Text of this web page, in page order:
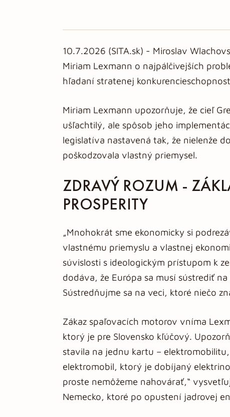
10.7.2026 (SITA.sk) - Miroslav
Miriam Lexmann o najpálčivejších
hľadaní stratenej
Miriam Lexmann upozorňuje, že cieľ
ušľachtilý, ale spôsob jeho
legislatíva nastavená tak, že nielenže
poškodzovala vlastný priemysel.
ZDRAVÝ ROZUM -
PROSPERITY
„Mnohokrát sme ekonomicky si
vlastnému priemyslu a vlastnej
súvislosti s ideologickým prístupom k
dodáva, že Európa sa musí sústrediť
Sústredňujme sa na veci, ktoré niečo
Zákaz spaľovacích motorov vníma
ktorý je pre Slovensko kľúčový.
stavila na jednu kartu –
elektromobil, ktorý je dobíjaný
proste nemôžeme nahovárať,“
Nemecko, ktoré po opustení jadrovej